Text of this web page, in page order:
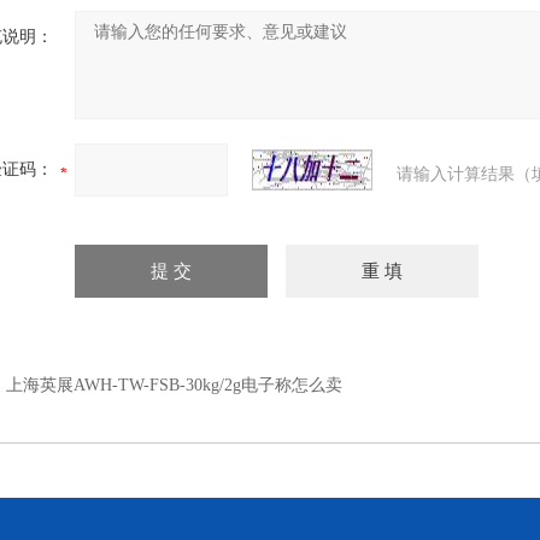
明：
码： 请输入计算结果（
上海英展AWH-TW-FSB-30kg/2g电子称怎么卖